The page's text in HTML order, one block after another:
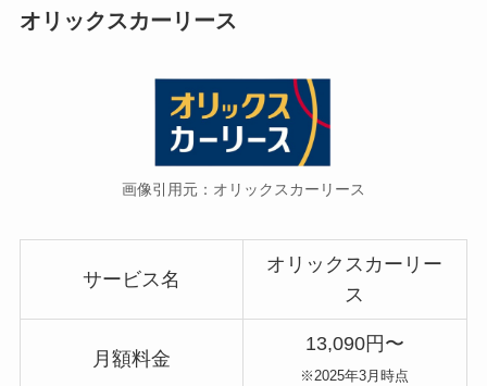
オリックスカーリース
画像引用元：オリックスカーリース
サービス名
オリックスカーリー
ス
月額料金
13,090円〜
※2025年3月時点